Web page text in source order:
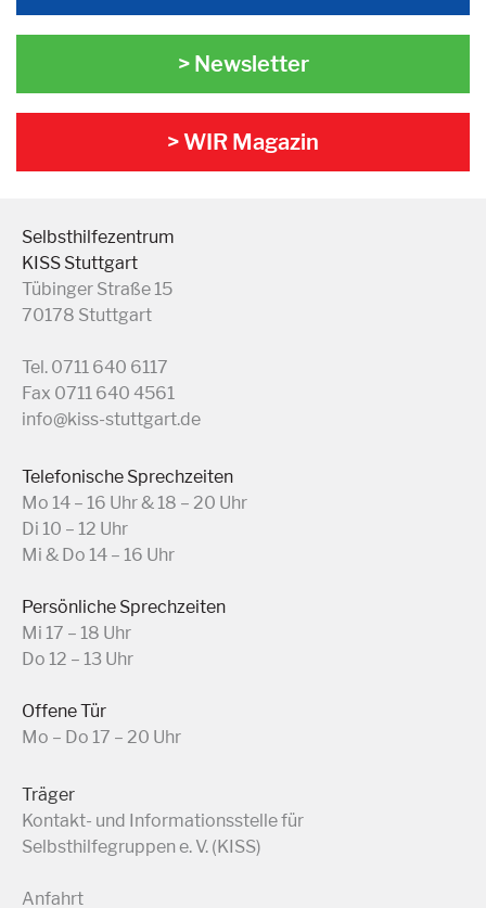
> Newsletter
> WIR Magazin
Selbsthilfezentrum
KISS Stuttgart
Tübinger Straße 15
70178 Stuttgart
Tel. 0711 640 6117
Fax 0711 640 4561
info@kiss-stuttgart.de
Telefonische Sprechzeiten
Mo 14 – 16 Uhr & 18 – 20 Uhr
Di 10 – 12 Uhr
Mi & Do 14 – 16 Uhr
Persönliche Sprechzeiten
Mi 17 – 18 Uhr
Do 12 – 13 Uhr
Offene Tür
Mo – Do 17 – 20 Uhr
Träger
Kontakt- und Informationsstelle für
Selbsthilfegruppen e. V. (KISS)
Anfahrt